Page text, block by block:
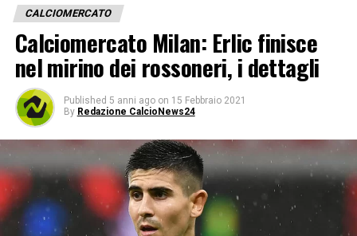
CALCIOMERCATO
Calciomercato Milan: Erlic finisce
nel mirino dei rossoneri, i dettagli
Published 5 anni ago on 15 Febbraio 2021
By Redazione CalcioNews24